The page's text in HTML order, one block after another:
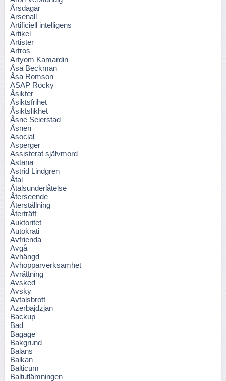
Årsdagar
Arsenall
Artificiell intelligens
Artikel
Artister
Artros
Artyom Kamardin
Åsa Beckman
Åsa Romson
ASAP Rocky
Åsikter
Åsiktsfrihet
Åsiktslikhet
Åsne Seierstad
Åsnen
Asocial
Asperger
Assisterat självmord
Astana
Astrid Lindgren
Åtal
Åtalsunderlåtelse
Återseende
Återställning
Återträff
Auktoritet
Autokrati
Avfrienda
Avgå
Avhängd
Avhopparverksamhet
Avrättning
Avsked
Avsky
Avtalsbrott
Azerbajdzjan
Backup
Bad
Bagage
Bakgrund
Balans
Balkan
Balticum
Baltutlämningen